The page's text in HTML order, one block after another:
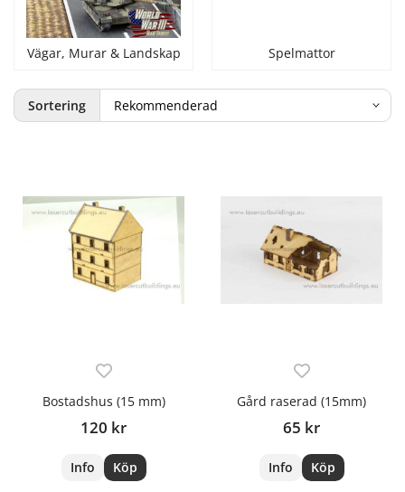
Vägar, Murar & Landskap Spelmattor
Sortering
Bostadshus (15 mm)
120 kr
Info Köp
Gård raserad (15mm)
65 kr
Info Köp